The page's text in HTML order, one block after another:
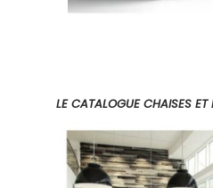
LE CATALOGUE CHAISES ET